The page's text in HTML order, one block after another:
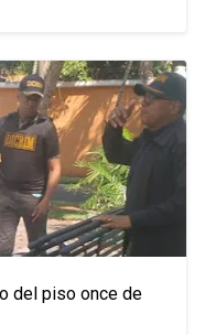
del piso once de